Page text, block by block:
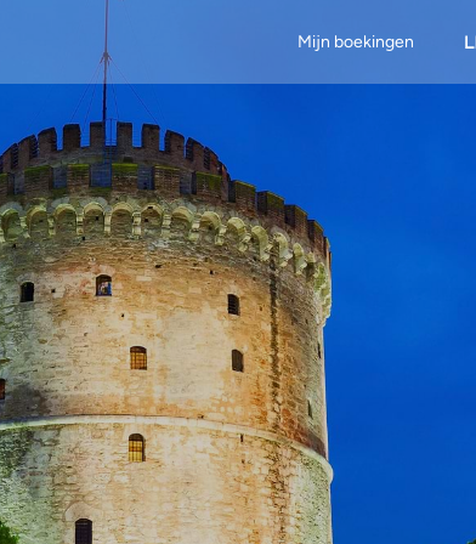
Mijn boekingen